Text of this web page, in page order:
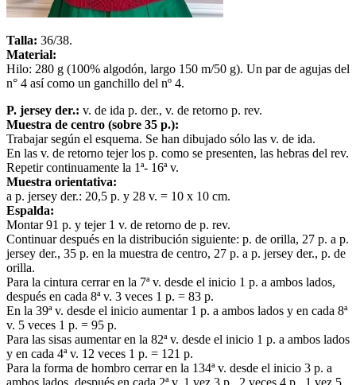
Talla: 36/38.
Material:
Hilo: 280 g (100% algodón, largo 150 m/50 g). Un par de agujas del
n° 4 así como un ganchillo del nº 4.
P. jersey der.: v. de ida p. der., v. de retorno p. rev.
Muestra de centro (sobre 35 p.):
Trabajar según el esquema. Se han dibujado sólo las v. de ida.
En las v. de retorno tejer los p. como se presenten, las hebras del rev.
Repetir continuamente la 1ª- 16ª v.
Muestra orientativa:
a p. jersey der.: 20,5 p. y 28 v. = 10 x 10 cm.
Espalda:
Montar 91 p. y tejer 1 v. de retorno de p. rev.
Continuar después en la distribución siguiente: p. de orilla, 27 p. a p.
jersey der., 35 p. en la muestra de centro, 27 p. a p. jersey der., p. de
orilla.
Para la cintura cerrar en la 7ª v. desde el inicio 1 p. a ambos lados,
después en cada 8ª v. 3 veces 1 p. = 83 p.
En la 39ª v. desde el inicio aumentar 1 p. a ambos lados y en cada 8ª
v. 5 veces 1 p. = 95 p.
Para las sisas aumentar en la 82ª v. desde el inicio 1 p. a ambos lados
y en cada 4ª v. 12 veces 1 p. = 121 p.
Para la forma de hombro cerrar en la 134ª v. desde el inicio 3 p. a
ambos lados, después en cada 2ª v. 1 vez 3 p., 2 veces 4 p., 1 vez 5